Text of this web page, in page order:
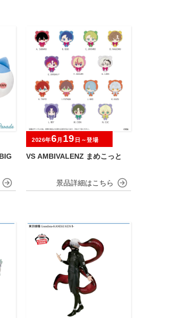
VS AMBIVALENZ まめこっと
2026年6 月 19 日～登場